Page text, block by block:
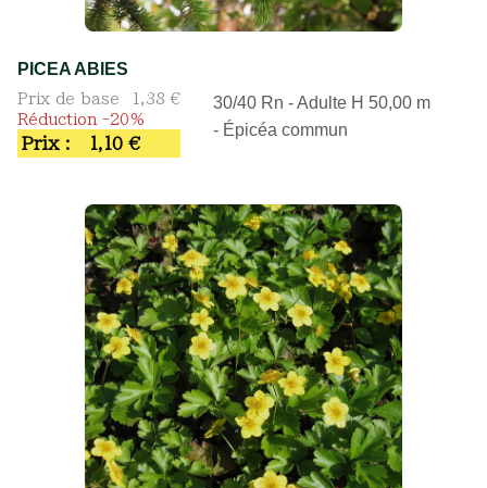
PICEA ABIES
Prix de base
1,38 €
Réduction -20%
Prix : 1,10 €
30/40 Rn - Adulte H 50,00 m
- Épicéa commun